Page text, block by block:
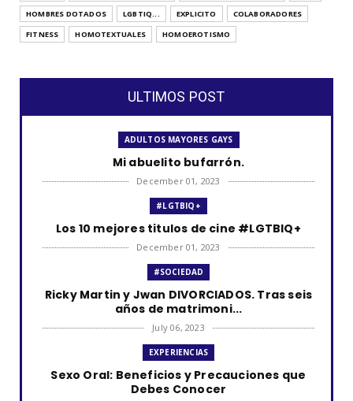
HOMBRES DOTADOS
LGBTIQ... EXPLICITO
COLABORADORES
FITNESS
HOMOTEXTUALES HOMOEROTISMO
ULTIMOS POST
ADULTOS MAYORES GAYS
Mi abuelito bufarrón.
December 01, 2023
#LGTBIQ+
Los 10 mejores titulos de cine #LGTBIQ+
December 01, 2023
#SOCIEDAD
Ricky Martin y Jwan DIVORCIADOS. Tras seis
años de matrimoni...
July 06, 2023
EXPERIENCIAS
Sexo Oral: Beneficios y Precauciones que
Debes Conocer